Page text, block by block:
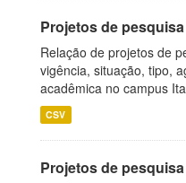
Projetos de
Relação de projetos de
vigência, situação, tipo,
acadêmica no campus
CSV
Projetos de